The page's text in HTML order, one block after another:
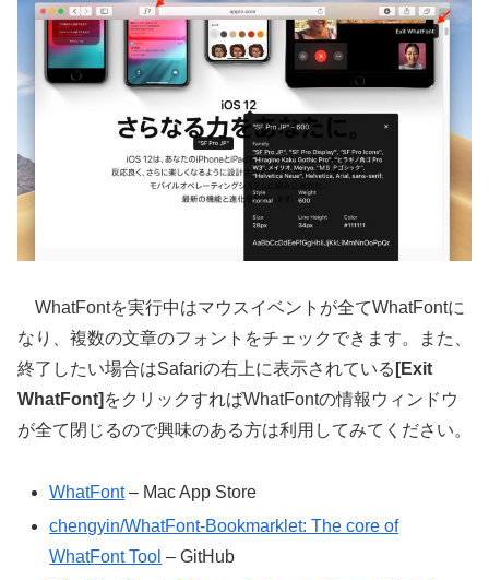
WhatFontを実行中はマウスイベントが全てWhatFontに
なり、複数の文章のフォントをチェックできます。また、
終了したい場合はSafariの右上に表示されている [Exit
WhatFont] をクリックすればWhatFontの情報ウィンドウ
が全て閉じるので興味のある方は利用してみてください。
WhatFont– Mac App Store
chengyin/WhatFont-Bookmarklet: The core of
WhatFont Tool – GitHub